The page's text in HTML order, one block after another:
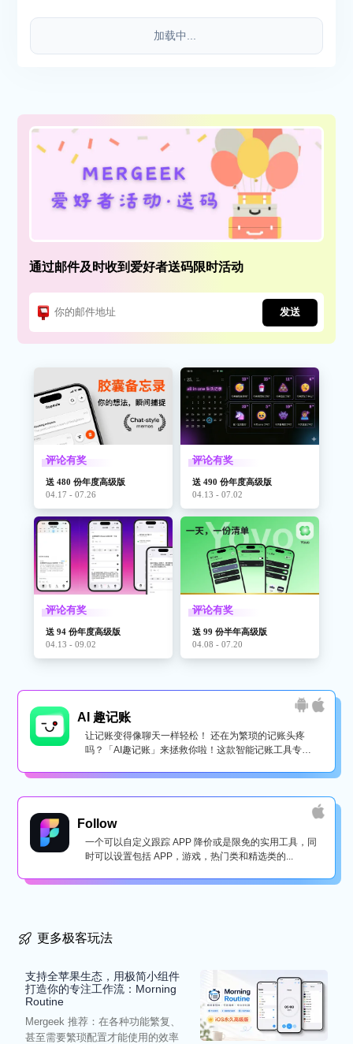
加载中...
通过邮件及时收到爱好者送码限时活动
发送
评论有奖
送 480 份年度高级版
04.17 - 07.26
评论有奖
送 490 份年度高级版
04.13 - 07.02
评论有奖
送 94 份年度高级版
04.13 - 09.02
评论有奖
送 99 份半年高级版
04.08 - 07.20
AI 趣记账
让记账变得像聊天一样轻松！ 还在为繁琐的记账头疼
吗？「AI趣记账」来拯救你啦！这款智能记账工具专为
Follow
一个可以自定义跟踪 APP 降价或是限免的实用工具，同
时可以设置包括 APP，游戏，热门类和精选类的...
更多极客玩法
支持全苹果生态，用极简小组件
打造你的专注工作流：Morning
Routine
Mergeek 推荐：在各种功能繁复、
甚至需要繁琐配置才能使用的效率